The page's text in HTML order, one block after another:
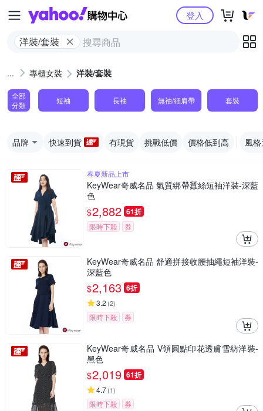
Yahoo購物中心
洋裝/套裝
登入
專櫃女裝 洋裝/套裝
全部
分類
短袖 長袖 無袖/細肩帶 套裝
品牌 快速到貨 有現貨 挑戰低價 價格低到高 風
春夏新品上市
KeyWear奇威名品 氣質綁帶蠶絲短袖洋裝-深藍
色
$2,882 61折
限時下殺 券
KeyWear奇威名品 舒適拼接收腰抽繩短袖洋裝-
深藍色
$2,163 6折
3.2 (2)
限時下殺 券
KeyWear奇威名品 V領圓點印花透膚雪紡洋裝-
黑色
$2,019 61折
4.7(1)
限時下殺 券